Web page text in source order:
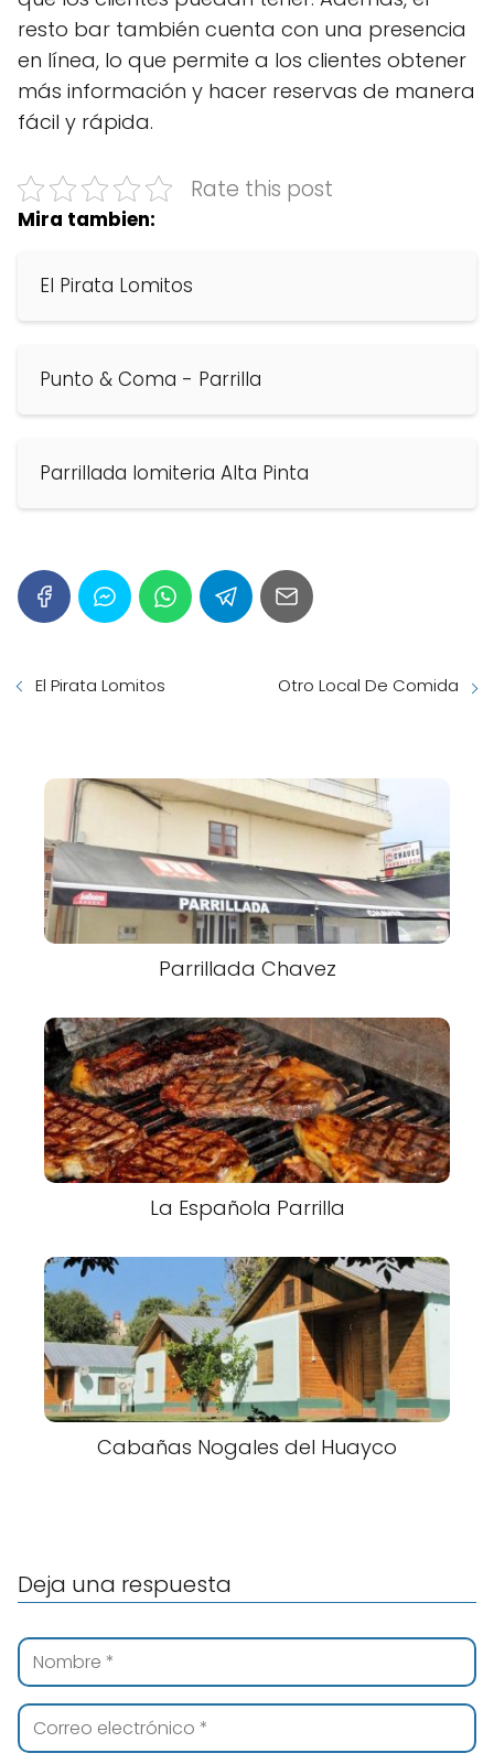
resto bar también cuenta con una presencia
en línea, lo que permite a los clientes obtener
más información y hacer reservas de manera
fácil y rápida.
Rate this post
Mira tambien:
El Pirata Lomitos
Punto & Coma - Parrilla
Parrillada lomiteria Alta Pinta
El Pirata Lomitos Otro Local De Comida
Parrillada Chavez
La Española Parrilla
Cabañas Nogales del Huayco
Deja una respuesta